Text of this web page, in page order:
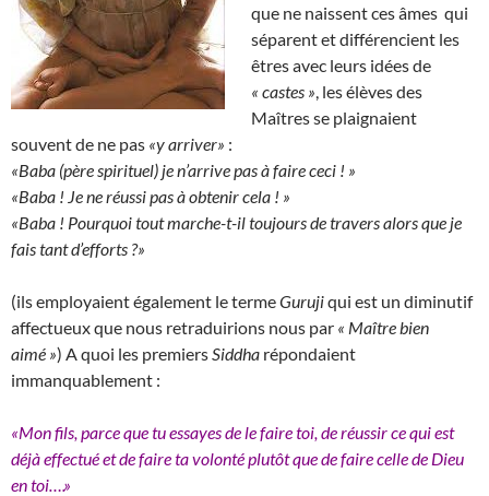
que ne naissent ces âmes qui
séparent et différencient les
êtres avec leurs idées de
« castes » , les élèves des
Maîtres se plaignaient
souvent de ne pas «y arriver» :
«Baba (père spirituel) je n’arrive pas à faire ceci ! »
«Baba ! Je ne réussi pas à obtenir cela ! »
«Baba ! Pourquoi tout marche-t-il toujours de travers alors que je
fais tant d’efforts ?»
(ils employaient également le termeGurujiqui est un diminutif
affectueux que nous retraduirions nous par « Maître bien
aimé ») A quoi les premiers Siddha répondaient
immanquablement :
«Mon fils, parce que tu essayes de le faire toi, de réussir ce qui est
déjà effectué et de faire ta volonté plutôt que de faire celle de Dieu
en toi….»